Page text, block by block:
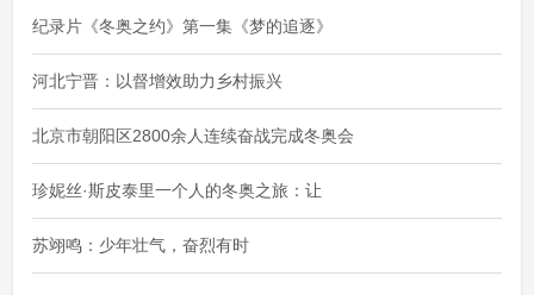
纪录片《冬奥之约》第一集《梦的追逐》
河北宁晋：以督增效助力乡村振兴
北京市朝阳区2800余人连续奋战完成冬奥会
珍妮丝·斯皮泰里一个人的冬奥之旅：让
苏翊鸣：少年壮气，奋烈有时